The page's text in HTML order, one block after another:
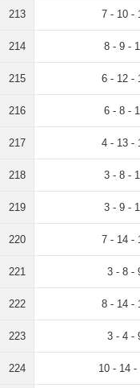
213 7 - 10 -
214 8 - 9 -
215 6 - 12 -
216 6 - 8 -
217 4 - 13 -
218 3 - 8 -
219 3 - 9 -
220 7 - 14 -
221 3 - 8 -
222 8 - 14 -
223 3 - 4 -
224 10 - 14 -